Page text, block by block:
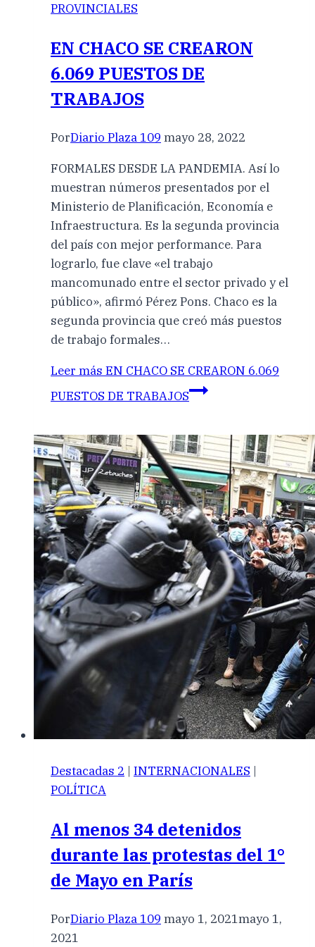
PROVINCIALES
EN CHACO SE CREARON
6.069 PUESTOS DE
TRABAJOS
PorDiario Plaza 109 mayo 28, 2022
FORMALES DESDE LA PANDEMIA. Así lo
muestran números presentados por el
Ministerio de Planificación, Economía e
Infraestructura. Es la segunda provincia
del país con mejor performance. Para
lograrlo, fue clave «el trabajo
mancomunado entre el sector privado y el
público», afirmó Pérez Pons. Chaco es la
segunda provincia que creó más puestos
de trabajo formales…
Leer más EN CHACO SE CREARON 6.069
PUESTOS DE TRABAJOS
Destacadas 2 | INTERNACIONALES |
POLÍTICA
Al menos 34 detenidos
durante las protestas del 1°
de Mayo en París
PorDiario Plaza 109 mayo 1, 2021mayo 1,
2021